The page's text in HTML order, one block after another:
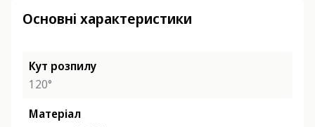
Основні характеристики
Кут розпилу
120°
Матеріал